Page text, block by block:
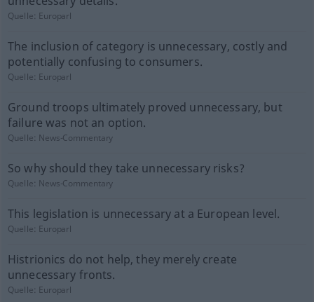
Quelle: Europarl
The inclusion of category is unnecessary, costly and
potentially confusing to consumers.
Quelle: Europarl
Ground troops ultimately proved unnecessary, but
failure was not an option.
Quelle: News-Commentary
So why should they take unnecessary risks?
Quelle: News-Commentary
This legislation is unnecessary at a European level.
Quelle: Europarl
Histrionics do not help, they merely create
unnecessary fronts.
Quelle: Europarl